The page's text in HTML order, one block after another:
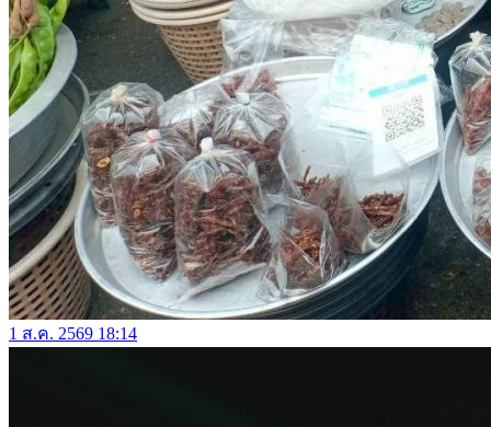
1 ส.ค. 2569 18:14